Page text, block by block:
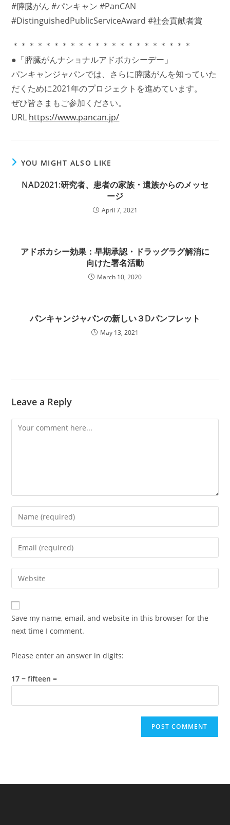
#膵臓がん #パンキャン #PanCAN
#DistinguishedPublicServiceAward #社会貢献者賞
＊＊＊＊＊＊＊＊＊＊＊＊＊＊＊＊＊＊＊＊＊＊
●「膵臓がんナショナルアドボカシーデー」
パンキャンジャパンでは、さらに膵臓がんを知っていた
だくために2021年のプロジェクトを進めています。
ぜひ皆さまもご参加ください。
URL https://www.pancan.jp/
YOU MIGHT ALSO LIKE
NAD2021:研究者、患者の家族・遺族からのメッセ
ージ
April 7, 2021
アドボカシー効果：早期承認・ドラッグラグ解消に
向けた署名活動
March 10, 2020
パンキャンジャパンの新しい３Dパンフレット
May 13, 2021
Leave a Reply
Comment
Enter
your
name
comment
Enter
your
email
address
comment
Enter
your
website
URL
(optional)
Save my name, email, and website in this browser for the
next time I comment.
Please enter an answer in digits:
17 − fifteen =